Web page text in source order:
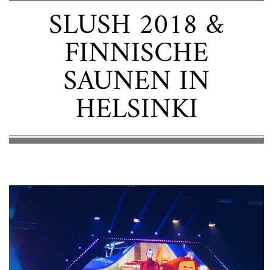
SLUSH 2018 &
FINNISCHE
SAUNEN IN
HELSINKI